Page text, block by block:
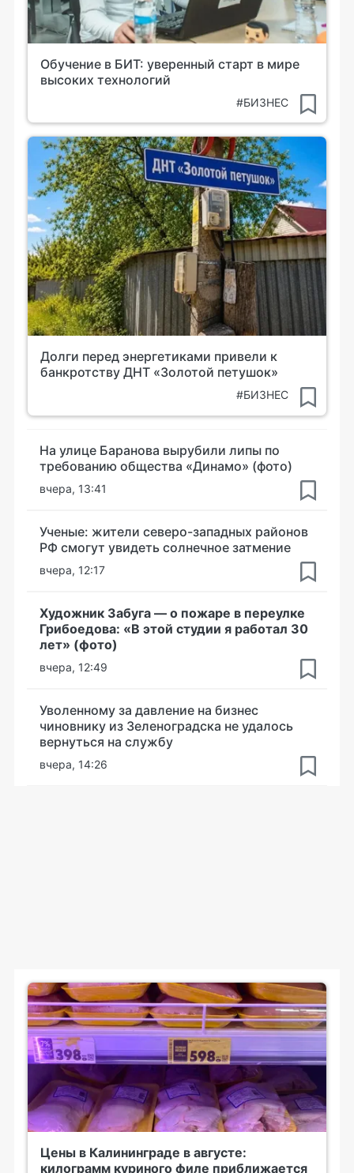
Обучение в БИТ: уверенный старт в мире
высоких технологий
#БИЗНЕС
Долги перед энергетиками привели к
банкротству ДНТ «Золотой петушок»
#БИЗНЕС
На улице Баранова вырубили липы по
требованию общества «Динамо» (фото)
вчера, 13:41
Ученые: жители северо-западных районов
РФ смогут увидеть солнечное затмение
вчера, 12:17
Художник Забуга — о пожаре в переулке
Грибоедова: «В этой студии я работал 30
лет» (фото)
вчера, 12:49
Уволенному за давление на бизнес
чиновнику из Зеленоградска не удалось
вернуться на службу
вчера, 14:26
Цены в Калининграде в августе:
килограмм куриного филе приближается